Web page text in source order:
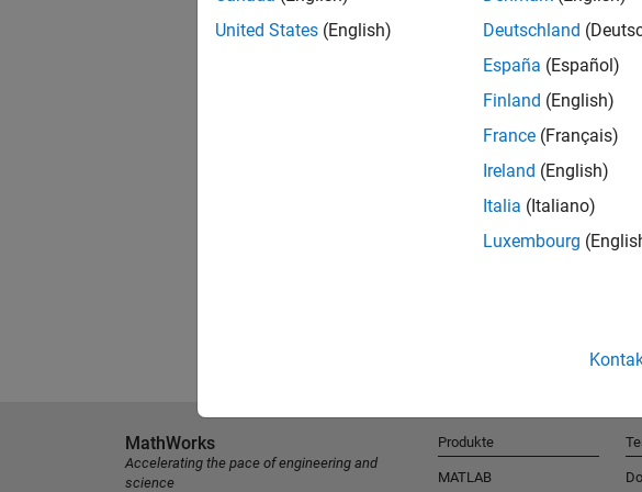
United States (English)
Deutschland
España (Español)
Finland (English)
France (Français)
Ireland (English)
Italia (Italiano)
Luxembourg
MathWorks
Accelerating the pace of engineering and
science
Produkte
MATLAB